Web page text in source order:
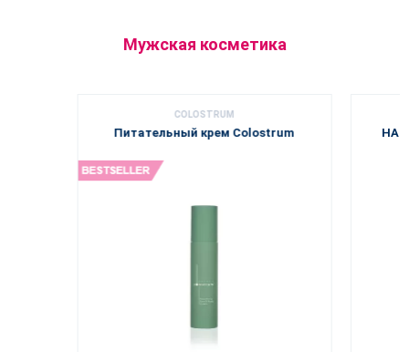
Мужская косметика
COLOSTRUM
Питательный крем Colostrum